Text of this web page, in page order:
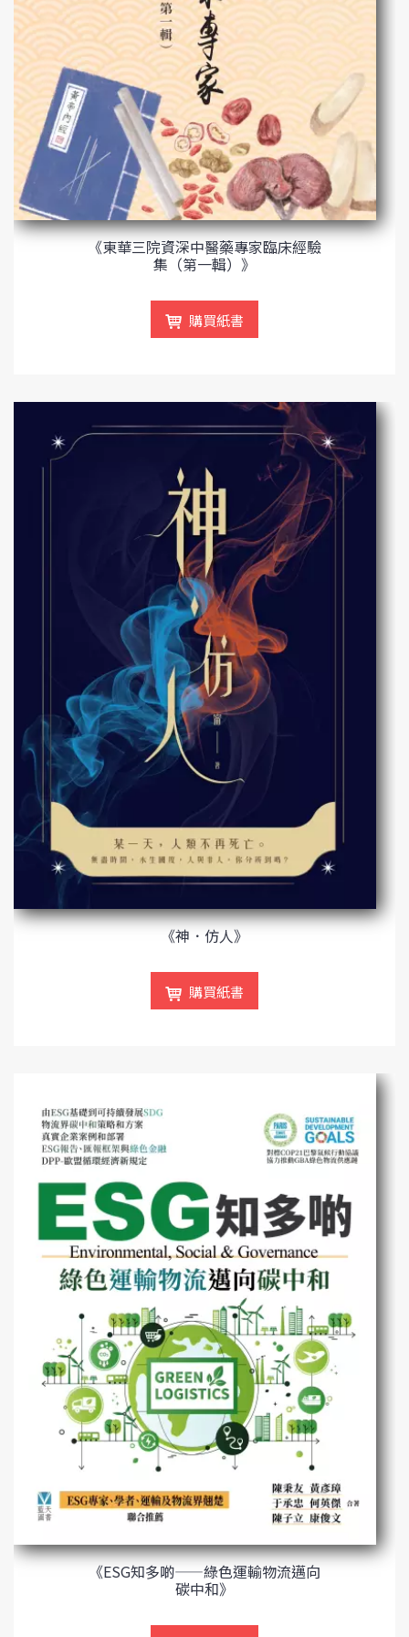
《東華三院資深中醫藥專家臨床經驗
集（第一輯）》
購買紙書
《神．仿人》
購買紙書
《ESG知多啲——綠色運輸物流邁向
碳中和》